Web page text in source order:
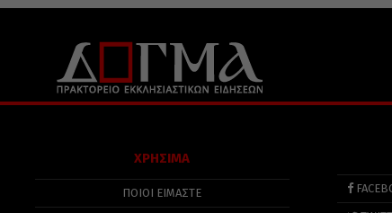
ΧΡΗΣΙΜΑ
ΠΟΙΟΙ ΕΙΜΑΣΤΕ